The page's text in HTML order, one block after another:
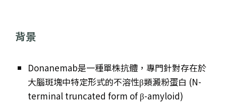
背景
Donanemab是一種單株抗體，專門針對存在於
大腦斑塊中特定形式的不溶性β類澱粉蛋白 (N-
terminal truncated form of β-amyloid)